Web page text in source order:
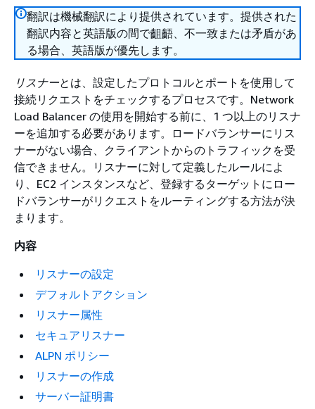
翻訳は機械翻訳により提供されています。提供された
翻訳内容と英語版の間で齟齬、不一致または矛盾があ
る場合、英語版が優先します。
リスナーとは、設定したプロトコルとポートを使用して
接続リクエストをチェックするプロセスです。Network
Load Balancer の使用を開始する前に、1 つ以上のリスナ
ーを追加する必要があります。ロードバランサーにリス
ナーがない場合、クライアントからのトラフィックを受
信できません。リスナーに対して定義したルールによ
り、EC2 インスタンスなど、登録するターゲットにロー
ドバランサーがリクエストをルーティングする方法が決
まります。
内容
リスナーの設定
デフォルトアクション
リスナー属性
セキュアリスナー
ALPN ポリシー
リスナーの作成
サーバー証明書